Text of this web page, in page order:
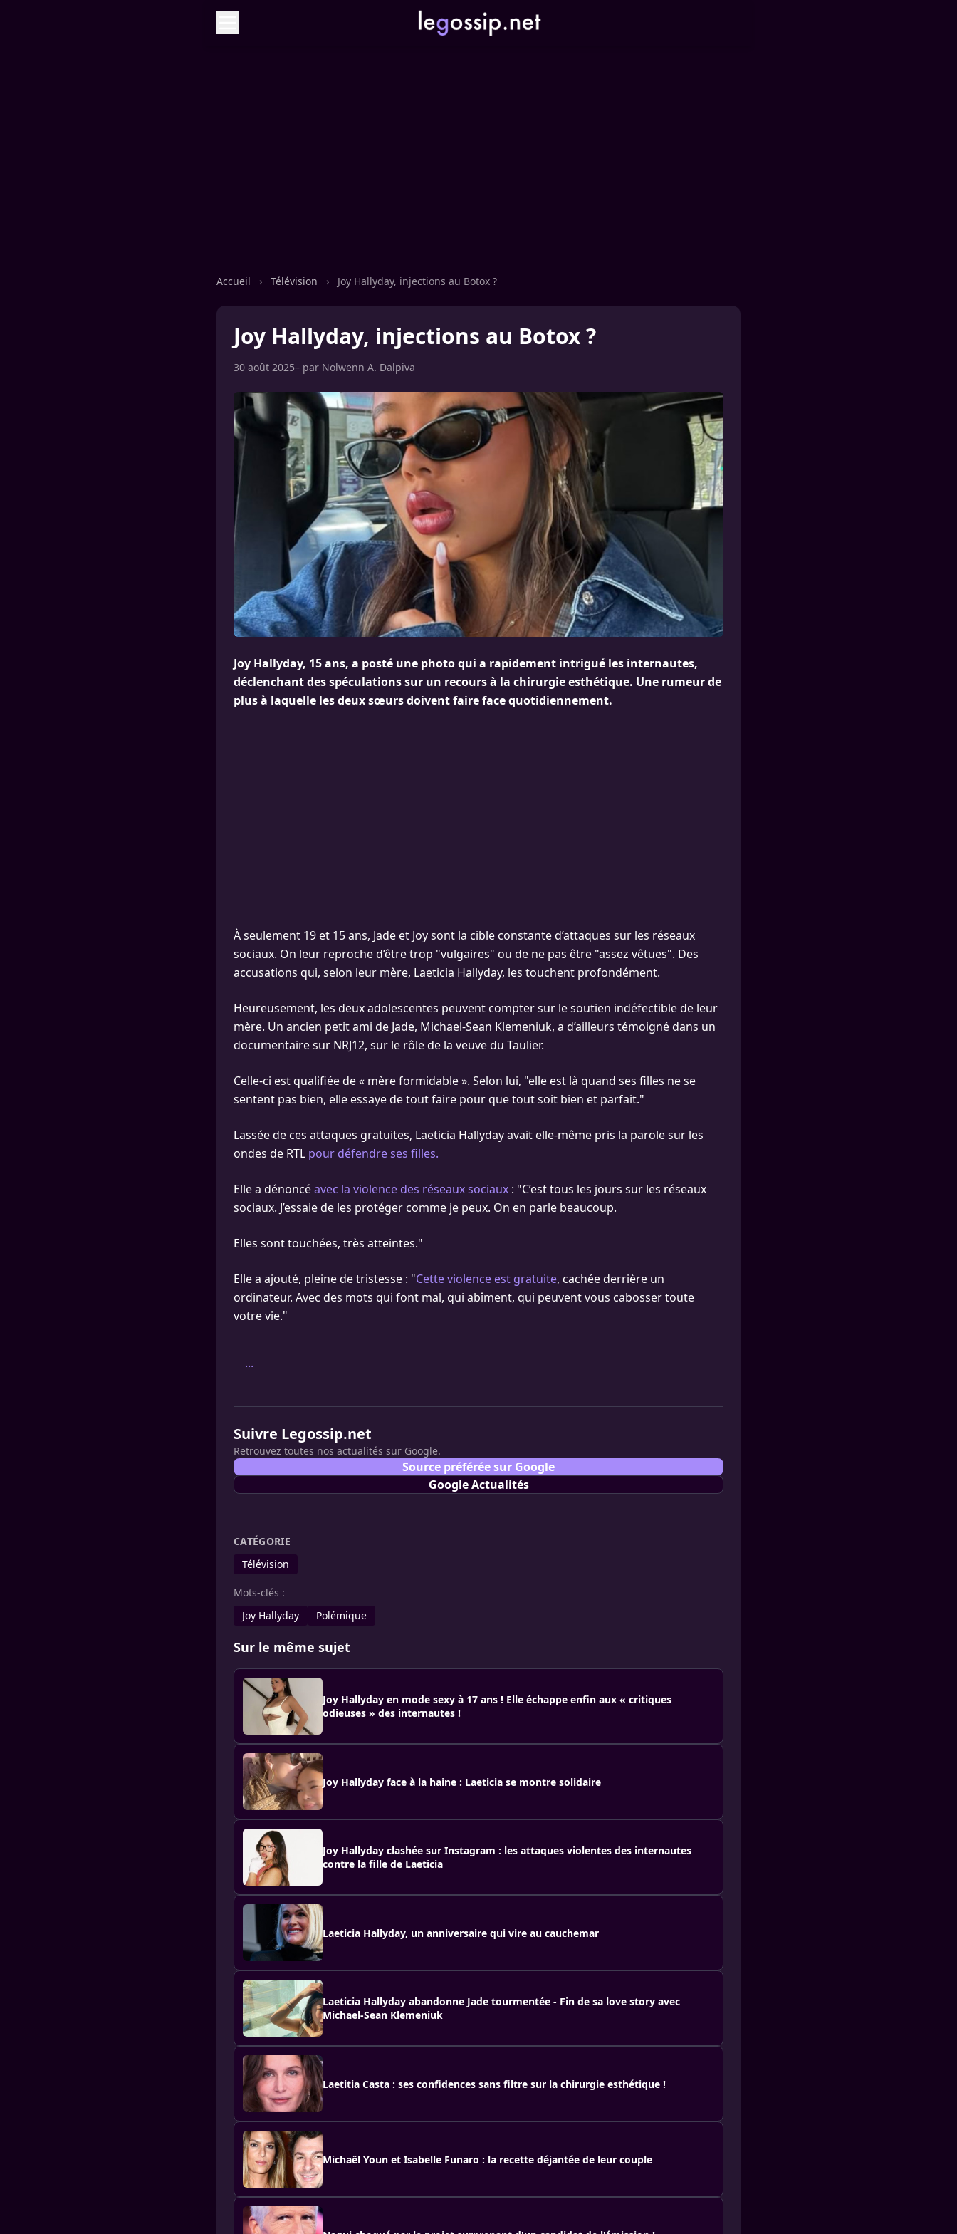
Accueil › Télévision › Joy Hallyday, injections au Botox ?
Joy Hallyday, injections au Botox ?
30 août 2025– par Nolwenn A. Dalpiva
Joy Hallyday, 15 ans, a posté une photo qui a rapidement intrigué les internautes,
déclenchant des spéculations sur un recours à la chirurgie esthétique. Une rumeur de
plus à laquelle les deux sœurs doivent faire face quotidiennement.
À seulement 19 et 15 ans, Jade et Joy sont la cible constante d’attaques sur les réseaux
sociaux. On leur reproche d’être trop "vulgaires" ou de ne pas être "assez vêtues". Des
accusations qui, selon leur mère, Laeticia Hallyday, les touchent profondément.
Heureusement, les deux adolescentes peuvent compter sur le soutien indéfectible de leur
mère. Un ancien petit ami de Jade, Michael-Sean Klemeniuk, a d’ailleurs témoigné dans un
documentaire sur NRJ12, sur le rôle de la veuve du Taulier.
Celle-ci est qualifiée de « mère formidable ». Selon lui, "elle est là quand ses filles ne se
sentent pas bien, elle essaye de tout faire pour que tout soit bien et parfait."
Lassée de ces attaques gratuites, Laeticia Hallyday avait elle-même pris la parole sur les
ondes de RTL pour défendre ses filles.
Elle a dénoncéavec la violence des réseaux sociaux : "C’est tous les jours sur les réseaux
sociaux. J’essaie de les protéger comme je peux. On en parle beaucoup.
Elles sont touchées, très atteintes."
Elle a ajouté, pleine de tristesse : "Cette violence est gratuite, cachée derrière un
ordinateur. Avec des mots qui font mal, qui abîment, qui peuvent vous cabosser toute
votre vie."
...
Suivre Legossip.net
Retrouvez toutes nos actualités sur Google.
Source préférée sur Google
Google Actualités
CATÉGORIE
Télévision
Mots-clés :
Joy Hallyday
Polémique
Sur le même sujet
Joy Hallyday en mode sexy à 17 ans ! Elle échappe enfin aux « critiques
odieuses » des internautes !
Joy Hallyday face à la haine : Laeticia se montre solidaire
Joy Hallyday clashée sur Instagram : les attaques violentes des internautes
contre la fille de Laeticia
Laeticia Hallyday, un anniversaire qui vire au cauchemar
Laeticia Hallyday abandonne Jade tourmentée - Fin de sa love story avec
Michael-Sean Klemeniuk
Laetitia Casta : ses confidences sans filtre sur la chirurgie esthétique !
Michaël Youn et Isabelle Funaro : la recette déjantée de leur couple